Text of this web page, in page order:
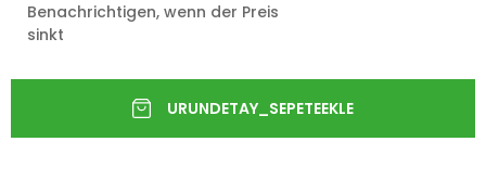
Benachrichtigen, wenn der Preis
sinkt